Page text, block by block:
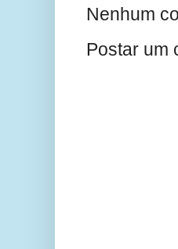
Nenhum
Postar um